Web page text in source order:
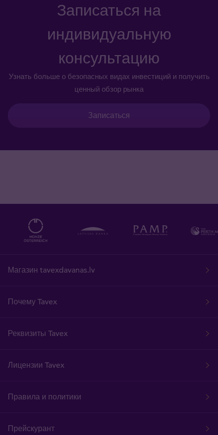
Записаться на
индивидуальную
консультацию
Узнать больше о безопасных видах инвестиций и получить
ценный обзор рынка
Записаться
Магазин tavexdavanas.lv
Почему Tavex
Реквизиты Tavex
Лицензии Tavex
Правила и политики
Прейскурант